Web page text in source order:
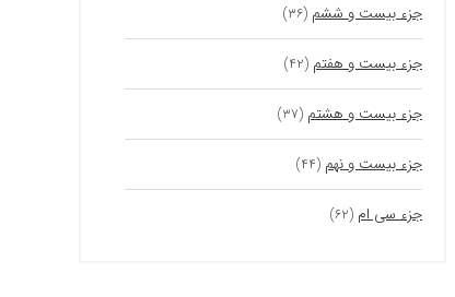
جزء بیست و ششم (۳۶)
جزء بیست و هفتم (۴۲)
جزء بیست و هشتم (۳۷)
جزء بیست و نهم (۴۴)
جزء سی ام (۶۲)